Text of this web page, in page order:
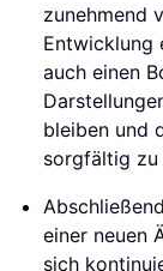
zunehmend
Entwicklung
auch einen
bleiben und
sorgfältig zu
einer neuen
sich